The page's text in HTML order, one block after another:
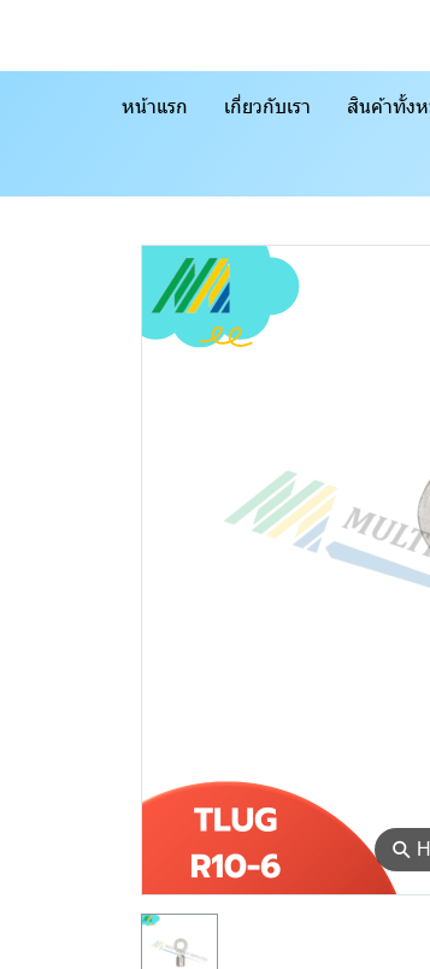
หน้าแรก เกี่ยวกับเรา สินค้าทั้ง
⚲